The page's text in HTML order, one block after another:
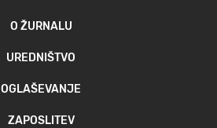
O ŽURNALU
UREDNIŠTVO
OGLAŠEVANJE
ZAPOSLITEV